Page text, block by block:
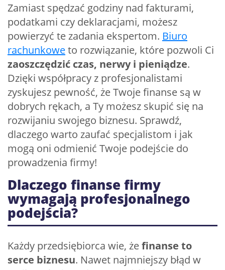
Zamiast spędzać godziny nad fakturami,
podatkami czy deklaracjami, możesz
powierzyć te zadania ekspertom. Biuro
rachunkoweto rozwiązanie, które pozwoli Ci
zaoszczędzić czas, nerwy i pieniądze.
Dzięki współpracy z profesjonalistami
zyskujesz pewność, że Twoje finanse są w
dobrych rękach, a Ty możesz skupić się na
rozwijaniu swojego biznesu. Sprawdź,
dlaczego warto zaufać specjalistom i jak
mogą oni odmienić Twoje podejście do
prowadzenia firmy!
Dlaczego finanse firmy
wymagają profesjonalnego
podejścia?
Każdy przedsiębiorca wie, żefinanse to
serce biznesu. Nawet najmniejszy błąd w